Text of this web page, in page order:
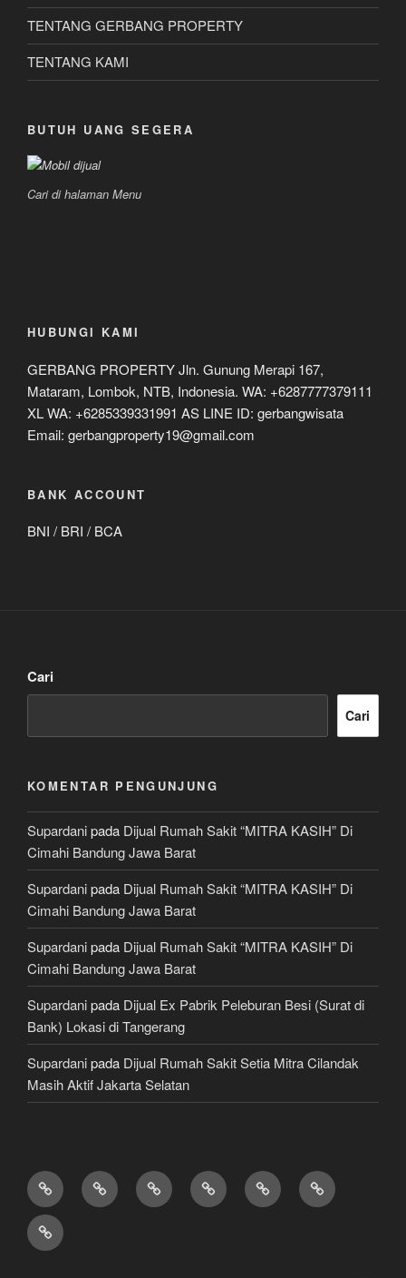
TENTANG GERBANG PROPERTY
TENTANG KAMI
BUTUH UANG SEGERA
Cari di halaman Menu
HUBUNGI KAMI
GERBANG PROPERTY Jln. Gunung Merapi 167,
Mataram, Lombok, NTB, Indonesia. WA: +6287777379111
XL WA: +6285339331991 AS LINE ID: gerbangwisata
Email: gerbangproperty19@gmail.com
BANK ACCOUNT
BNI / BRI / BCA
Cari
Cari
KOMENTAR PENGUNJUNG
Supardanipada Dijual Rumah Sakit “MITRA KASIH” Di
Cimahi Bandung Jawa Barat
Supardanipada Dijual Rumah Sakit “MITRA KASIH” Di
Cimahi Bandung Jawa Barat
Supardanipada Dijual Rumah Sakit “MITRA KASIH” Di
Cimahi Bandung Jawa Barat
Supardanipada Dijual Ex Pabrik Peleburan Besi (Surat di
Bank) Lokasi di Tangerang
Supardanipada Dijual Rumah Sakit Setia Mitra Cilandak
Masih Aktif Jakarta Selatan
TANAH
DIJUAL
RUMAH
DIJUAL
HOTEL
&
LAHAN
/
KONSULTAN
PROPERTY
JUAL,
BELI
JASA
KONSTRUKSI